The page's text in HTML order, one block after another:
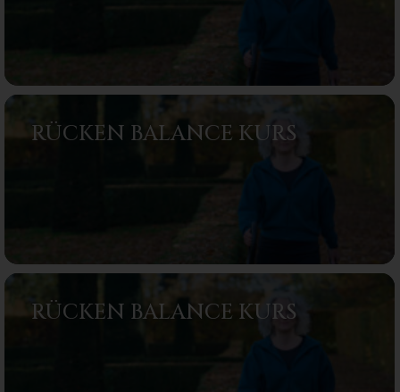
RÜCKEN BALANCE KURS
RÜCKEN BALANCE KURS